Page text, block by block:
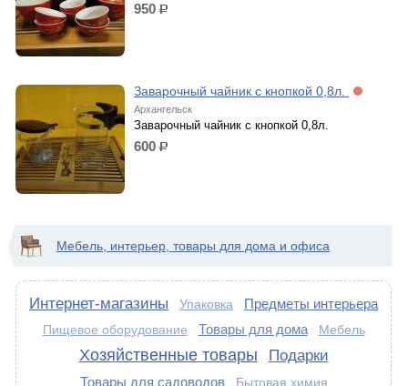
950 р.
Заварочный чайник с кнопкой 0,8л.
Архангельск
Заварочный чайник с кнопкой 0,8л.
600 р.
Мебель, интерьер, товары для дома и офиса
Интернет-магазины Упаковка Предметы интерьера
Пищевое оборудование Товары для дома Мебель
Хозяйственные товары Подарки
Товары для садоводов Бытовая химия